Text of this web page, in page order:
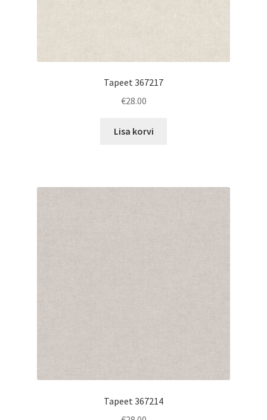
Tapeet 367217
€28.00
Lisa korvi
Tapeet 367214